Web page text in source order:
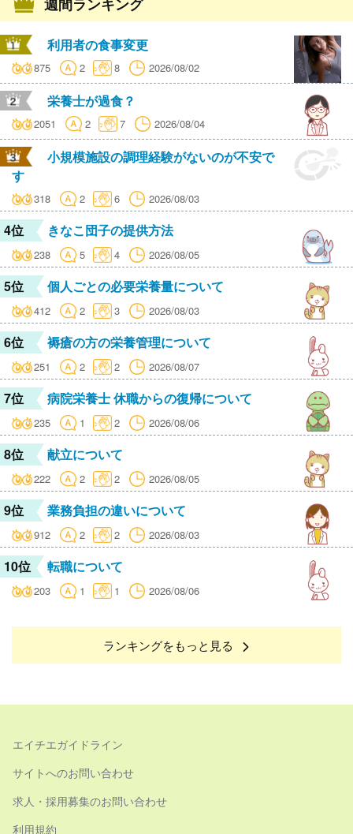
利用者の食事変更
875 2 8 2026/08/02
栄養士が過食？
2051 2 7 2026/08/04
小規模施設の調理経験がないのが不安で
す
318 2 6 2026/08/03
4位 きなこ団子の提供方法
238 5 4 2026/08/05
5位 個人ごとの必要栄養量について
412 2 3 2026/08/03
6位 褥瘡の方の栄養管理について
251 2 2 2026/08/07
7位 病院栄養士 休職からの復帰について
235 1 2 2026/08/06
8位 献立について
222 2 2 2026/08/05
9位 業務負担の違いについて
912 2 2 2026/08/03
10位 転職について
203 1 1 2026/08/06
ランキングをもっと見る
エイチエガイドライン
サイトへのお問い合わせ
求人・採用募集のお問い合わせ
利用規約